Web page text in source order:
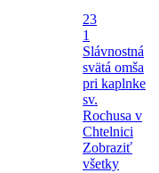
23
1
Slávnostná
svätá omša
pri kaplnke
sv.
Rochusa v
Chtelnici
Zobraziť
všetky